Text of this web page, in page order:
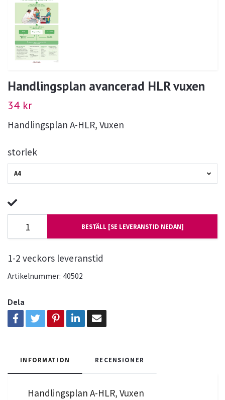
Handlingsplan avancerad HLR vuxen
34 kr
Handlingsplan A-HLR, Vuxen
storlek
A4
BESTÄLL [SE LEVERANSTID NEDAN]
1-2 veckors leveranstid
Artikelnummer: 40502
Dela
INFORMATION RECENSIONER
Handlingsplan A-HLR, Vuxen